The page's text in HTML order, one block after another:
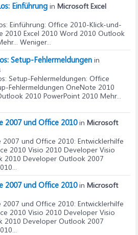
Einführung in Microsoft Excel
Einführung: Office 2010-Klick-und-
2010 Excel 2010 Word 2010 Outlook
Weniger...
Setup-Fehlermeldungen in
Setup-Fehlermeldungen: Office
Fehlermeldungen OneNote 2010
2010 PowerPoint 2010 Mehr...
2007 und Office 2010in Microsoft
und Office 2010: Entwicklerhilfe
2010 Visio 2010 Developer Visio
2010 Developer Outlook 2007
2007 und Office 2010in Microsoft
und Office 2010: Entwicklerhilfe
2010 Visio 2010 Developer Visio
2010 Developer Outlook 2007